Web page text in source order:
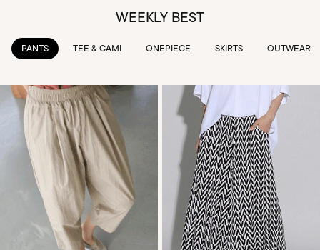
WEEKLY BEST
TEE & CAMI ONEPIECE SKIRTS OUTWEAR KNIT &